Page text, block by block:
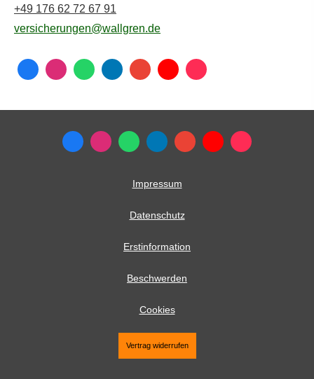
+49 176 62 72 67 91
versicherungen@wallgren.de
Impressum
Datenschutz
Erstinformation
Beschwerden
Cookies
Vertrag widerrufen